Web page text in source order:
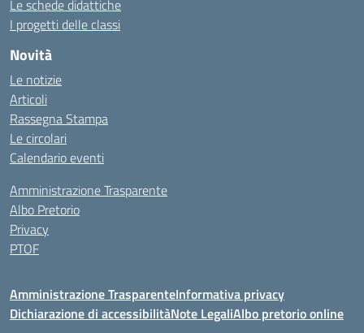
Le schede didattiche
I progetti delle classi
Novità
Le notizie
Articoli
Rassegna Stampa
Le circolari
Calendario eventi
Amministrazione Trasparente
Albo Pretorio
Privacy
PTOF
Amministrazione TrasparenteInformativa privacy
Dichiarazione di accessibilitàNote LegaliAlbo pretorio online